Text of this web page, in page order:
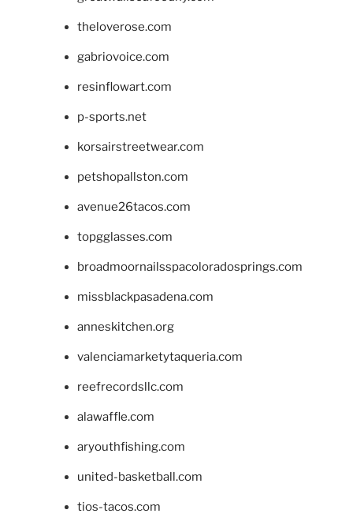
theloverose.com
gabriovoice.com
resinflowart.com
p-sports.net
korsairstreetwear.com
petshopallston.com
avenue26tacos.com
topgglasses.com
broadmoornailsspacoloradosprings.com
missblackpasadena.com
anneskitchen.org
valenciamarketytaqueria.com
reefrecordsllc.com
alawaffle.com
aryouthfishing.com
united-basketball.com
tios-tacos.com